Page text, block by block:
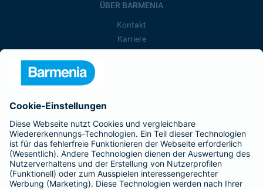
ÜBER BARMENIA
Kontakt
Karriere
Barmenia ist Teil der BarmeniaGothaer
BELIEBTE SEITEN
Kranken-Zusatzversicherung
Tierversicherungen
Haftpflichtversicherung